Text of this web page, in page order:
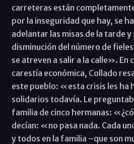
carreteras están
por la inseguridad que hay, se
adelantar las misas de la tarde y
disminución del número de
se atreven a salir a la calle». En
carestía económica, Collado
este pueblo: «esta crisis les ha
solidarios todavía. Le
familia de cinco hermanas:
decían: «no pasa nada. Cada
y todos en la familia –que son